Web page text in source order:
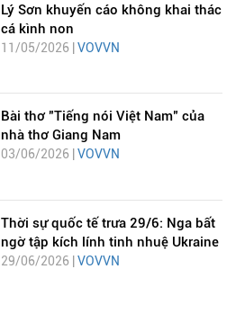
Lý Sơn khuyến cáo không khai thác
cá kình non
11/05/2026 | VOVVN
Bài thơ "Tiếng nói Việt Nam" của
nhà thơ Giang Nam
03/06/2026 | VOVVN
Thời sự quốc tế trưa 29/6: Nga bất
ngờ tập kích lính tinh nhuệ Ukraine
29/06/2026 | VOVVN